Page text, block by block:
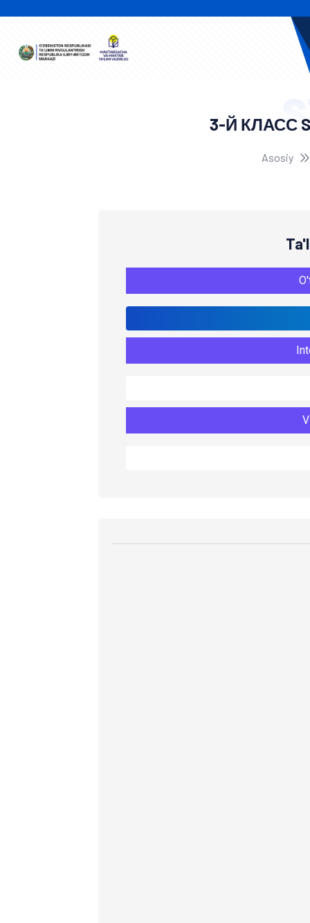
3-Й КЛАСС
Asosiy